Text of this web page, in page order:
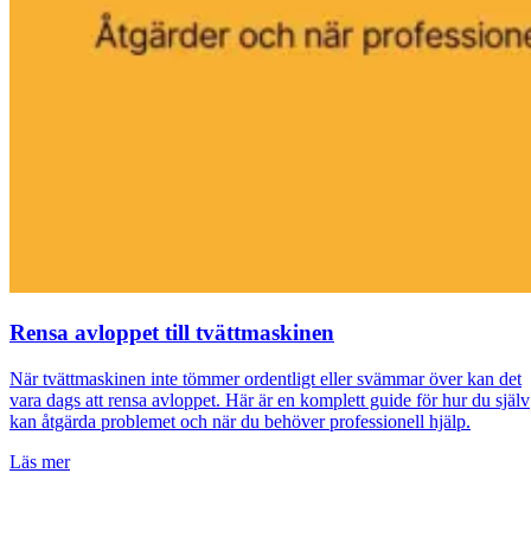
Rensa avloppet till tvättmaskinen
När tvättmaskinen inte tömmer ordentligt eller svämmar över kan det
vara dags att rensa avloppet. Här är en komplett guide för hur du själv
kan åtgärda problemet och när du behöver professionell hjälp.
Läs mer